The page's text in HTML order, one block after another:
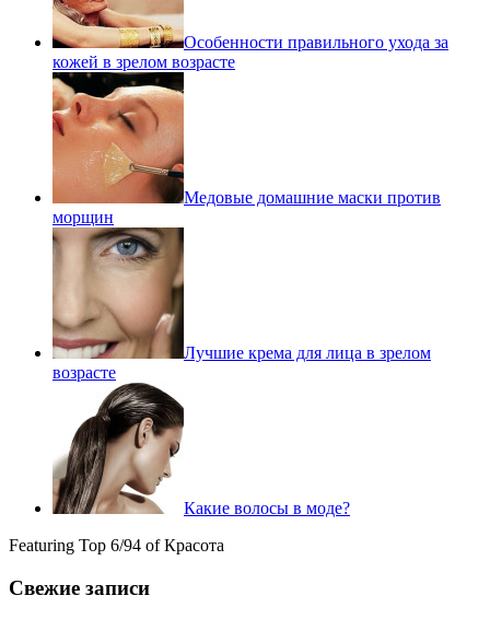
Особенности правильного ухода за
кожей в зрелом возрасте
Медовые домашние маски против
морщин
Лучшие крема для лица в зрелом
возрасте
Какие волосы в моде?
Featuring Top 6/94 of Красота
Свежие записи